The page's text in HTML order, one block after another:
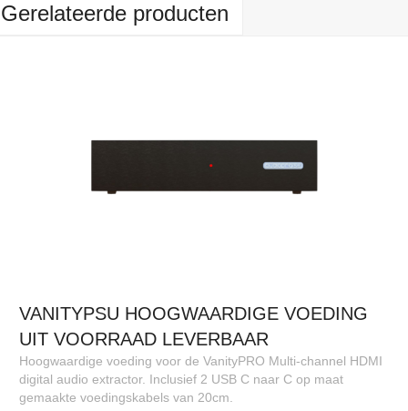
Gerelateerde producten
VANITYPSU HOOGWAARDIGE VOEDING
UIT VOORRAAD LEVERBAAR
Hoogwaardige voeding voor de VanityPRO Multi-channel HDMI
digital audio extractor. Inclusief 2 USB C naar C op maat
gemaakte voedingskabels van 20cm.